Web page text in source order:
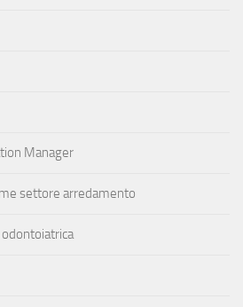
Manager
settore arredamento